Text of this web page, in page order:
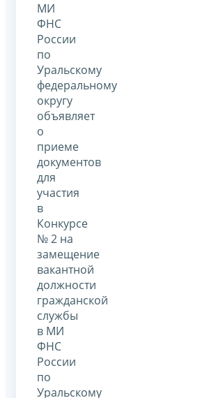
МИ
ФНС
России
по
Уральскому
федеральному
округу
объявляет
о
приеме
документов
для
участия
в
Конкурсе
№ 2 на
замещение
вакантной
должности
гражданской
службы
в МИ
ФНС
России
по
Уральскому